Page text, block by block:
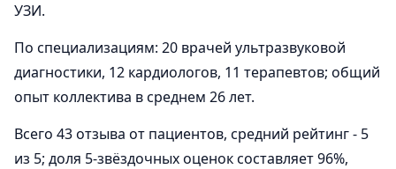
УЗИ.
По специализациям: 20 врачей ультразвуковой
диагностики, 12 кардиологов, 11 терапевтов; общий
опыт коллектива в среднем 26 лет.
Всего 43 отзыва от пациентов, средний рейтинг - 5
из 5; доля 5-звёздочных оценок составляет 96%,